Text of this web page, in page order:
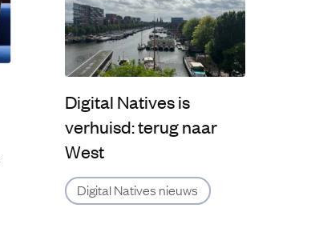
Digital Natives is
verhuisd: terug naar
West
Digital Natives nieuws